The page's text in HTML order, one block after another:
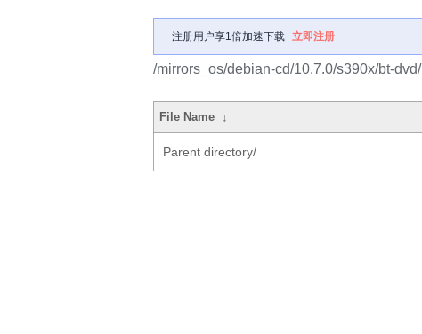
注册用户享1倍加速下载 立即注册
/mirrors_os/debian-cd/10.7.0/s390x/bt-dvd/
File Name ↓
Parent directory/